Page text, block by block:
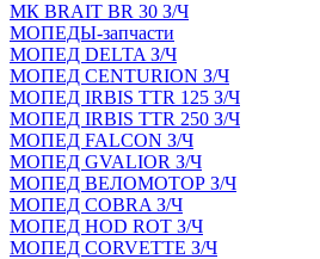
МК BRAIT BR 30 З/Ч
МОПЕДЫ-запчасти
МОПЕД DELTA З/Ч
МОПЕД CENTURION З/Ч
МОПЕД IRBIS TTR 125 З/Ч
МОПЕД IRBIS TTR 250 З/Ч
МОПЕД FALCON З/Ч
МОПЕД GVALIOR З/Ч
МОПЕД ВЕЛОМОТОР З/Ч
МОПЕД COBRA З/Ч
МОПЕД HOD ROT З/Ч
МОПЕД CORVETTE З/Ч